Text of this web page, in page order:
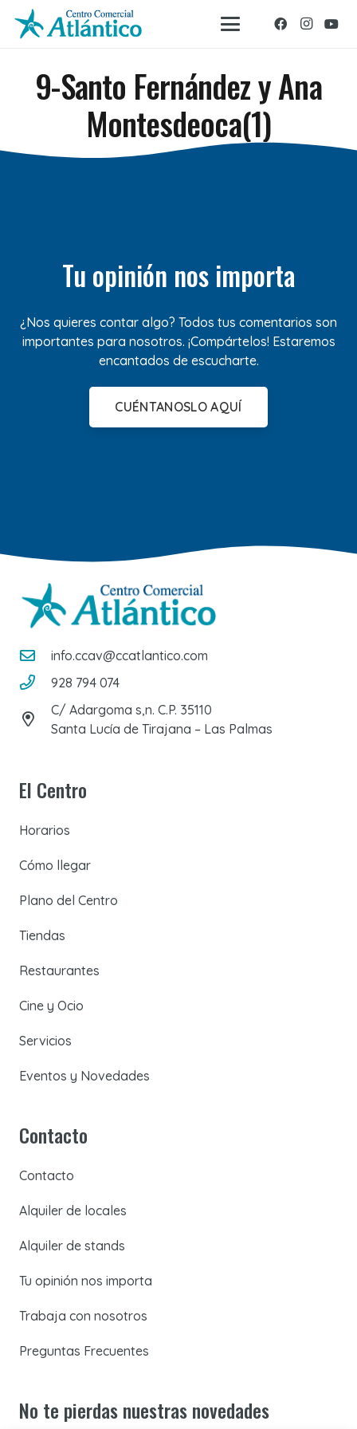
9-Santo Fernández y Ana
Montesdeoca(1)
Tu opinión nos importa
¿Nos quieres contar algo? Todos tus comentarios son
importantes para nosotros. ¡Compártelos! Estaremos
encantados de escucharte.
CUÉNTANOSLO AQUÍ
info.ccav@ccatlantico.com
928 794 074
C/ Adargoma s,n. C.P. 35110
Santa Lucía de Tirajana – Las Palmas
El Centro
Horarios
Cómo llegar
Plano del Centro
Tiendas
Restaurantes
Cine y Ocio
Servicios
Eventos y Novedades
Contacto
Contacto
Alquiler de locales
Alquiler de stands
Tu opinión nos importa
Trabaja con nosotros
Preguntas Frecuentes
No te pierdas nuestras novedades